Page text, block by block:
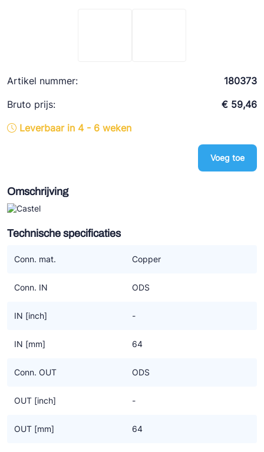
Artikel nummer:
180373
Bruto prijs:
€ 59,46
Leverbaar in 4 - 6 weken
Voeg toe
Omschrijving
Technische specificaties
Conn. mat. Copper
Conn. IN ODS
IN [inch] -
IN [mm] 64
Conn. OUT ODS
OUT [inch] -
OUT [mm] 64